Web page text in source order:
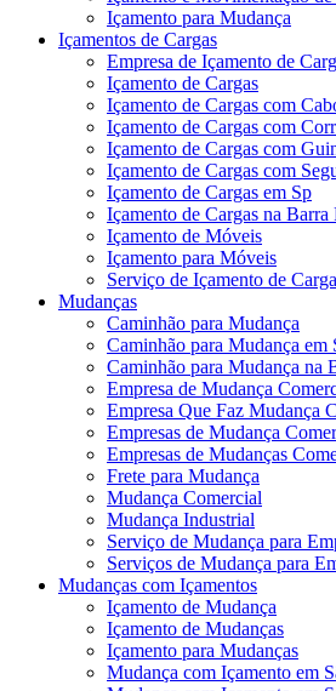
Içamento para Mudança
Içamentos de Cargas
Empresa de Içamento de
Içamento de Cargas
Içamento de Cargas com
Içamento de Cargas com
Içamento de Cargas com
Içamento de Cargas com
Içamento de Cargas em Sp
Içamento de Cargas na Barra
Içamento de Móveis
Içamento para Móveis
Serviço de Içamento de
Mudanças
Caminhão para Mudança
Caminhão para Mudança em
Caminhão para Mudança na
Empresa de Mudança
Empresa Que Faz Mudança
Empresas de Mudança
Empresas de Mudanças
Frete para Mudança
Mudança Comercial
Mudança Industrial
Serviço de Mudança para
Serviços de Mudança para
Mudanças com Içamentos
Içamento de Mudança
Içamento de Mudanças
Içamento para Mudanças
Mudança com Içamento em